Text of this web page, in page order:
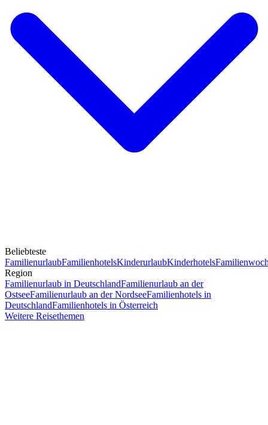
Beliebteste
FamilienurlaubFamilienhotelsKinderurlaubKinderhotels
Region
Familienurlaub in DeutschlandFamilienurlaub an der
OstseeFamilienurlaub an der NordseeFamilienhotels in
DeutschlandFamilienhotels in Österreich
Weitere Reisethemen